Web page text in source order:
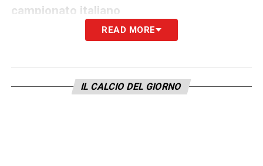
campionato italiano
Il tecnico rossoblù spera che questa fiducia
per il giovane centravanti, permettendogli di
ritrovare serenità e cattiveria sotto porta. Del
READ MORE
IL CALCIO DEL GIORNO